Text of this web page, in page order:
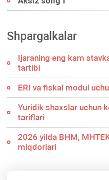
Shpargalkalar
Ijaraning eng kam
tartibi
ERI va fiskal modul
Yuridik shaхslar uchun
tariflari
2026 yilda BHM,
miqdorlari